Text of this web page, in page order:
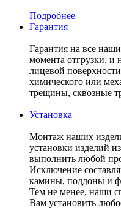
Подробнее
Гарантия
Гарантия на все
момента отгрузки, и
лицевой
химического или
трещины, сквозные
Установка
Монтаж наших
установки изделий
выполнить любой
Исключение
камины, поддоны и
Тем не менее, наши
Вам установить